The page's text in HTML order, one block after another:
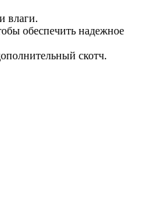
влаги.
обеспечить надежное
скотч.